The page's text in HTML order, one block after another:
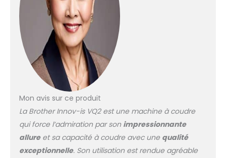
Mon avis sur ce produit
La Brother Innov-is VQ2 est une machine à coudre
qui force l’admiration par son impressionnante
allureet sa capacité à coudre avec une qualité
exceptionnelle. Son utilisation est rendue agréable